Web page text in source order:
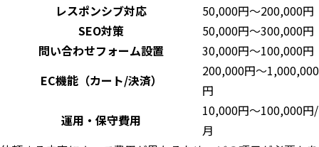
レスポンシブ対応
50,000円〜200,000円
SEO対策
50,000円〜300,000円
問い合わせフォーム設置
30,000円〜100,000円
EC機能（カート/決済）
200,000円〜1,000,000
円
運用・保守費用
10,000円〜100,000円/
月